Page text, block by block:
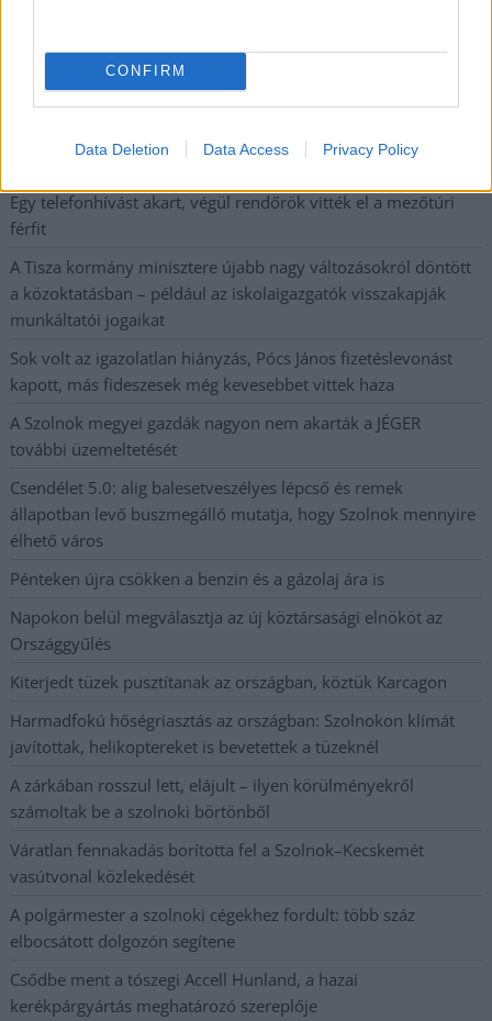
CONFIRM
Data Deletion Data Access Privacy Policy
Györfi Mihály több tucat vállalkozással egyeztetett a
41 fok fölé forrósodott az ország, Szolnokon pedig egy másik
Egy telefonhívást akart, végül rendőrök vitték el a mezőtúri
férfit
A Tisza kormány minisztere újabb nagy változásokról döntött
a közoktatásban – például az iskolaigazgatók visszakapják
munkáltatói jogaikat
Sok volt az igazolatlan hiányzás, Pócs János fizetéslevonást
kapott, más fideszesek még kevesebbet vittek haza
A Szolnok megyei gazdák nagyon nem akarták a JÉGER
további üzemeltetését
Csendélet 5.0: alig balesetveszélyes lépcső és remek
állapotban levő buszmegálló mutatja, hogy Szolnok mennyire
élhető város
Pénteken újra csökken a benzin és a gázolaj ára is
Napokon belül megválasztja az új köztársasági elnököt az
Országgyűlés
Kiterjedt tüzek pusztítanak az országban, köztük Karcagon
Harmadfokú hőségriasztás az országban: Szolnokon klímát
javítottak, helikoptereket is bevetettek a tüzeknél
A zárkában rosszul lett, elájult – ilyen körülményekről
számoltak be a szolnoki börtönből
Váratlan fennakadás borította fel a Szolnok–Kecskemét
vasútvonal közlekedését
A polgármester a szolnoki cégekhez fordult: több száz
elbocsátott dolgozón segítene
Csődbe ment a tószegi Accell Hunland, a hazai
kerékpárgyártás meghatározó szereplője